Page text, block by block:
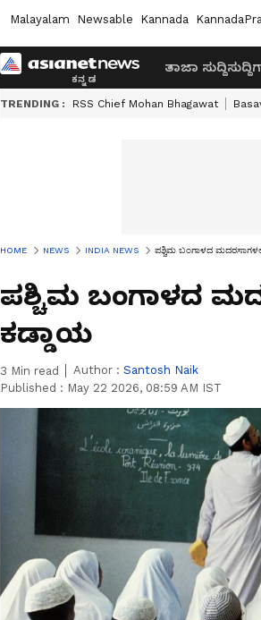
Malayalam Newsable Kannada
ತಾಜಾ ಸುದ್ದಿಸುದ್ದಿ
TRENDING : RSS Chief Mohan Bhagawat
HOME NEWS INDIA NEWS ಪಶ್ಚಿಮ ಬಂಗಾಳದ
ಪಶ್ಚಿಮ ಬಂಗಾಳದ
ಕಡ್ಡಾಯ
3 Min read Author : Santosh Naik
Published : May 22 2026, 08:59 AM IST